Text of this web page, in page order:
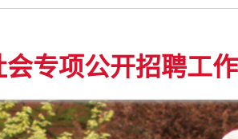
专项公开招聘工